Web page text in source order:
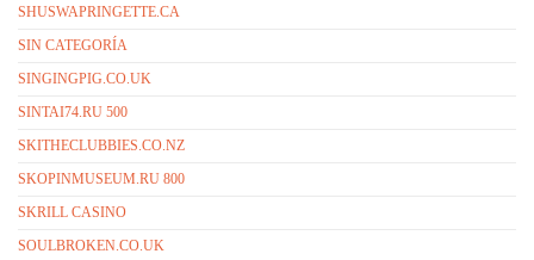
SHUSWAPRINGETTE.CA
SIN CATEGORÍA
SINGINGPIG.CO.UK
SINTAI74.RU 500
SKITHECLUBBIES.CO.NZ
SKOPINMUSEUM.RU 800
SKRILL CASINO
SOULBROKEN.CO.UK